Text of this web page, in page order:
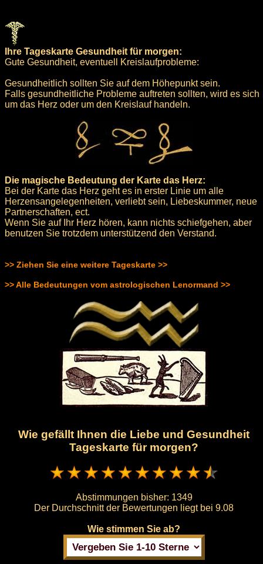
Ihre Tageskarte Gesundheit für morgen:
Gute Gesundheit, eventuell Kreislaufprobleme:
Gesundheitlich sollten Sie auf dem Höhepunkt sein.
Falls gesundheitliche Probleme auftreten sollten, wird es sich
um das Herz oder um den Kreislauf handeln.
Die magische Bedeutung der Karte das Herz:
Bei der Karte das Herz geht es in erster Linie um alle
Herzensangelegenheiten, verliebt sein, Liebeskummer, neue
Partnerschaften, ect.
Wenn Sie auf Ihr Herz hören, kann nichts schiefgehen, aber
benutzen Sie trotzdem unterstützend den Verstand.
>> Ziehen Sie eine weitere Tageskarte >>
>> Alle Bedeutungen vom astrologischen Lenormand >>
Wie gefällt Ihnen die Liebe und Gesundheit
Tageskarte für morgen?
Abstimmungen bisher: 1349
Der Durchschnitt der Bewertungen liegt bei 9.08
Wie stimmen Sie ab?